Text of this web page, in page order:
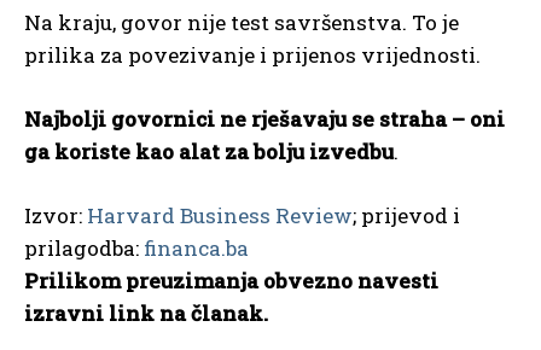
Na kraju, govor nije test savršenstva. To je
prilika za povezivanje i prijenos vrijednosti.
Najbolji govornici ne rješavaju se straha – oni
ga koriste kao alat za bolju izvedbu.
Izvor: Harvard Business Review; prijevod i
prilagodba: financa.ba
Prilikom preuzimanja obvezno navesti
izravni link na članak.